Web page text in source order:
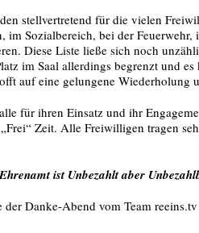
stellvertretend für die vielen
im Sozialbereich, bei der
Diese Liste ließe sich noch
im Saal allerdings begrenzt und
auf eine gelungene Wiederholung
für ihren Einsatz und ihr
Zeit. Alle Freiwilligen tragen
ist Unbezahlt aber
Danke-Abend vom Team